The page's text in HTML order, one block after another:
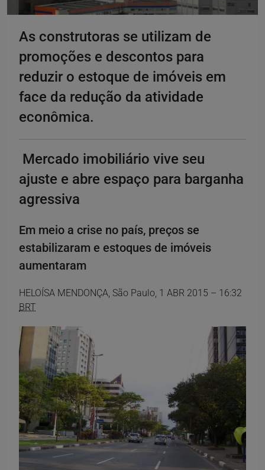
As construtoras se utilizam de
promoções e descontos para
reduzir o estoque de imóveis em
face da redução da atividade
econômica.
Mercado imobiliário vive seu
ajuste e abre espaço para barganha
agressiva
Em meio a crise no país, preços se
estabilizaram e estoques de imóveis
aumentaram
HELOÍSA MENDONÇA, São Paulo, 1 ABR 2015 – 16:32
BRT